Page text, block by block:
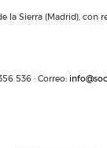
la Sierra (Madrid), con
536 · Correo: